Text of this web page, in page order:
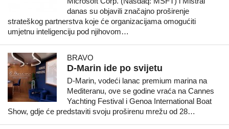
danas su objavili značajno proširenje
strateškog partnerstva koje će organizacijama omogućiti
umjetnu inteligenciju pod njihovom…
BRAVO
D-Marin ide po svijetu
D-Marin, vodeći lanac premium marina na
Mediteranu, ove se godine vraća na Cannes
Yachting Festival i Genoa International Boat
Show, gdje će predstaviti svoju proširenu mrežu od 28…